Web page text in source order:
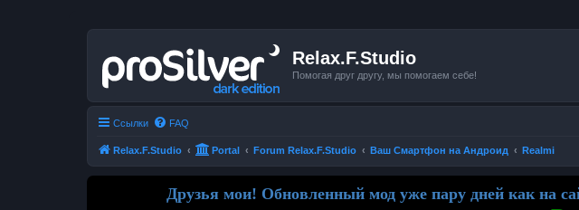
Relax.F.Studio
Помогая друг другу, мы помогаем себе!
Ссылки FAQ
Relax.F.Studio Portal Forum Relax.F.Studio Ваш Смартфон на Андроид Realmi
Друзья мои! Обновленный мод уже пару дней как на